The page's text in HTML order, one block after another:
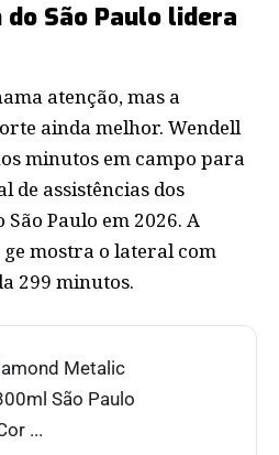
São Paulo lidera
atenção, mas a
ainda melhor. Wendell
minutos em campo para
de assistências dos
Paulo em 2026. A
mostra o lateral com
299 minutos.